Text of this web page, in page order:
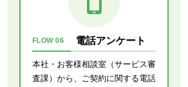
FLOW 06 電話アンケート
本社・お客様相談室（サービス審
査課）から、ご契約に関する電話